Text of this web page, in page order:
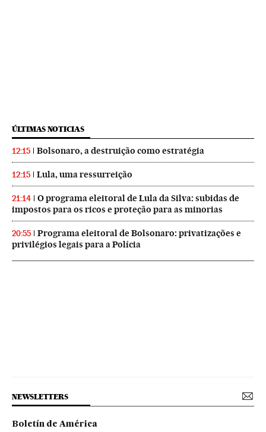
ÚLTIMAS NOTICIAS
12:15 Bolsonaro, a destruição como estratégia
12:15 Lula, uma ressurreição
21:14
O programa eleitoral de Lula da Silva: subidas de
impostos para os ricos e proteção para as minorias
20:55
Programa eleitoral de Bolsonaro: privatizações e
privilégios legais para a Polícia
NEWSLETTERS
Boletín de América